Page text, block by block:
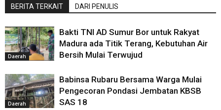
BERITA TERKAIT DARI PENULIS
Daerah
Bakti TNI AD Sumur Bor untuk Rakyat
Madura ada Titik Terang, Kebutuhan Air
Bersih Mulai Terwujud
Daerah
Babinsa Rubaru Bersama Warga Mulai
Pengecoran Pondasi Jembatan KBSB
SAS 18